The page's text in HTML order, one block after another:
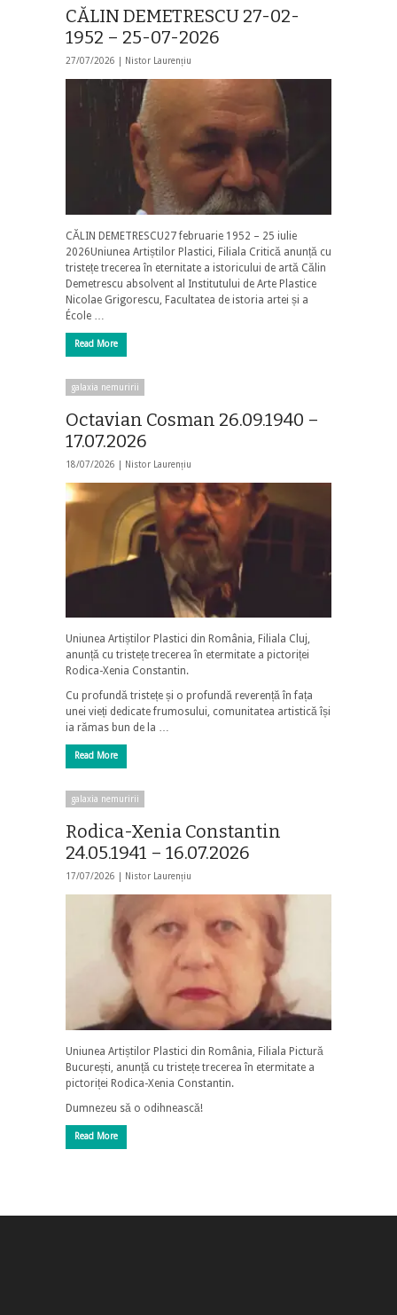
CĂLIN DEMETRESCU 27-02-
1952 – 25-07-2026
27/07/2026 | Nistor Laurențiu
CĂLIN DEMETRESCU27 februarie 1952 – 25 iulie
2026Uniunea Artiștilor Plastici, Filiala Critică anunță cu
tristețe trecerea în eternitate a istoricului de artă Călin
Demetrescu absolvent al Institutului de Arte Plastice
Nicolae Grigorescu, Facultatea de istoria artei și a
École …
Read More
galaxia nemuririi
Octavian Cosman 26.09.1940 –
17.07.2026
18/07/2026 | Nistor Laurențiu
Uniunea Artiștilor Plastici din România, Filiala Cluj,
anunță cu tristețe trecerea în etermitate a pictoriței
Rodica-Xenia Constantin.
Cu profundă tristețe și o profundă reverență în fața
unei vieți dedicate frumosului, comunitatea artistică își
ia rămas bun de la …
Read More
galaxia nemuririi
Rodica-Xenia Constantin
24.05.1941 – 16.07.2026
17/07/2026 | Nistor Laurențiu
Uniunea Artiștilor Plastici din România, Filiala Pictură
București, anunță cu tristețe trecerea în etermitate a
pictoriței Rodica-Xenia Constantin.
Dumnezeu să o odihnească!
Read More